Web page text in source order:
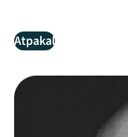
Atpakaļ